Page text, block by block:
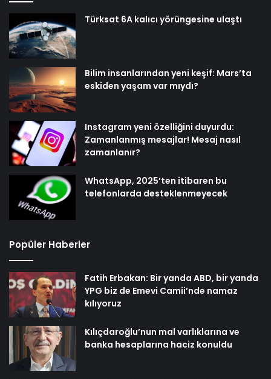
Türksat 6A kalıcı yörüngesine ulaştı
Bilim insanlarından yeni keşif: Mars’ta
eskiden yaşam var mıydı?
Instagram yeni özelliğini duyurdu:
Zamanlanmış mesajlar! Mesaj nasıl
zamanlanır?
WhatsApp, 2025’ten itibaren bu
telefonlarda desteklenmeyecek
Popüler Haberler
Fatih Erbakan: Bir yanda ABD, bir yanda
YPG biz de Emevi Camii’nde namaz
kılıyoruz
Kılıçdaroğlu’nun mal varlıklarına ve
banka hesaplarına haciz konuldu